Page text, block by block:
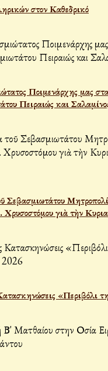
στον Καθεδρικό
Ποιμενάρχης μας
Πειραιώς και
Σεβασμιωτάτου
Χρυσοστόμου γιὰ τὴν
«Περιβόλι